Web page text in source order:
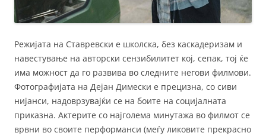
Режијата на Ставревски е школска, без каскадеризам и
навестување на авторски сензибилитет кој, сепак, тој ќе
има можност да го развива во следните негови филмови.
Фотографијата на Дејан Димески е прецизна, со сиви
нијанси, надоврзувајќи се на боите на социјалната
приказна. Актерите со најголема минутажа во филмот се
врвни во своите перформанси (меѓу ликовите прекрасно